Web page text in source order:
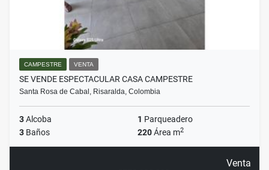
CAMPESTRE VENTA
SE VENDE ESPECTACULAR CASA CAMPESTRE
Santa Rosa de Cabal, Risaralda, Colombia
3Alcoba 1 Parqueadero
3 Baños 220Área m2
Venta